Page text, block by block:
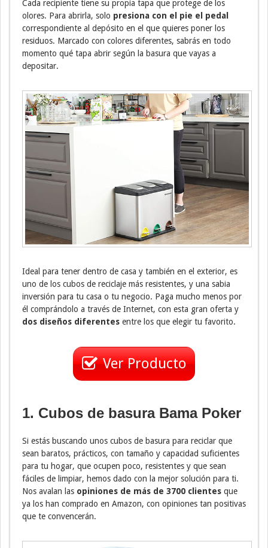
Cada recipiente tiene su propia tapa que protege de los
olores. Para abrirla, solo presiona con el pie el pedal
correspondiente al depósito en el que quieres poner los
residuos. Marcado con colores diferentes, sabrás en todo
momento qué tapa abrir según la basura que vayas a
depositar.
Ideal para tener dentro de casa y también en el exterior, es
uno de los cubos de reciclaje más resistentes, y una sabia
inversión para tu casa o tu negocio. Paga mucho menos por
él comprándolo a través de Internet, con esta gran oferta y
dos diseños diferentes entre los que elegir tu favorito.
Ver Producto
1. Cubos de basura Bama Poker
Si estás buscando unos cubos de basura para reciclar que
sean baratos, prácticos, con tamaño y capacidad suficientes
para tu hogar, que ocupen poco, resistentes y que sean
fáciles de limpiar, hemos dado con la mejor solución para ti.
Nos avalan las opiniones de más de 3700 clientes que
ya los han comprado en Amazon, con opiniones tan positivas
que te convencerán.